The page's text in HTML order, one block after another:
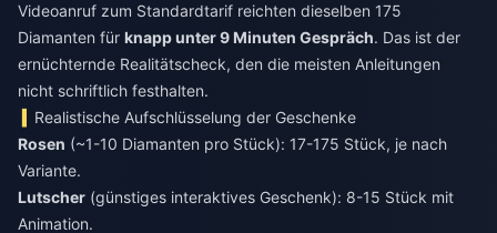
Videoanruf zum Standardtarif reichten dieselben 175
Diamanten für knapp unter 9 Minuten Gespräch. Das ist der
ernüchternde Realitätscheck, den die meisten Anleitungen
nicht schriftlich festhalten.
Realistische Aufschlüsselung der Geschenke
Rosen (~1-10 Diamanten pro Stück): 17-175 Stück, je nach
Variante.
Lutscher (günstiges interaktives Geschenk): 8-15 Stück mit
Animation.